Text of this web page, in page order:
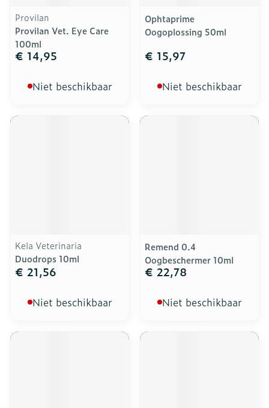
Provilan
Provilan Vet. Eye Care
100ml
€ 14,95
Niet beschikbaar
Ophtaprime
Oogoplossing 50ml
€ 15,97
Niet beschikbaar
Kela Veterinaria
Duodrops 10ml
€ 21,56
Niet beschikbaar
Remend 0.4
Oogbeschermer 10ml
€ 22,78
Niet beschikbaar